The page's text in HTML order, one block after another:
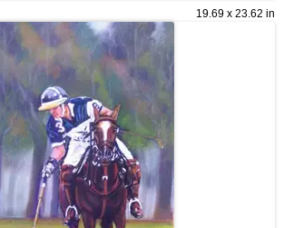
19.69 x 23.62 in